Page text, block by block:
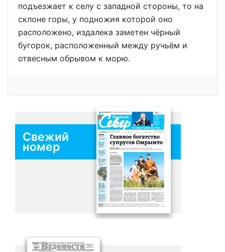
подъезжает к селу с западной стороны, то на
склоне горы, у подножия которой оно
расположено, издалека заметен чёрный
бугорок, расположенный между ручьём и
отвесным обрывом к морю.
Свежий
номер